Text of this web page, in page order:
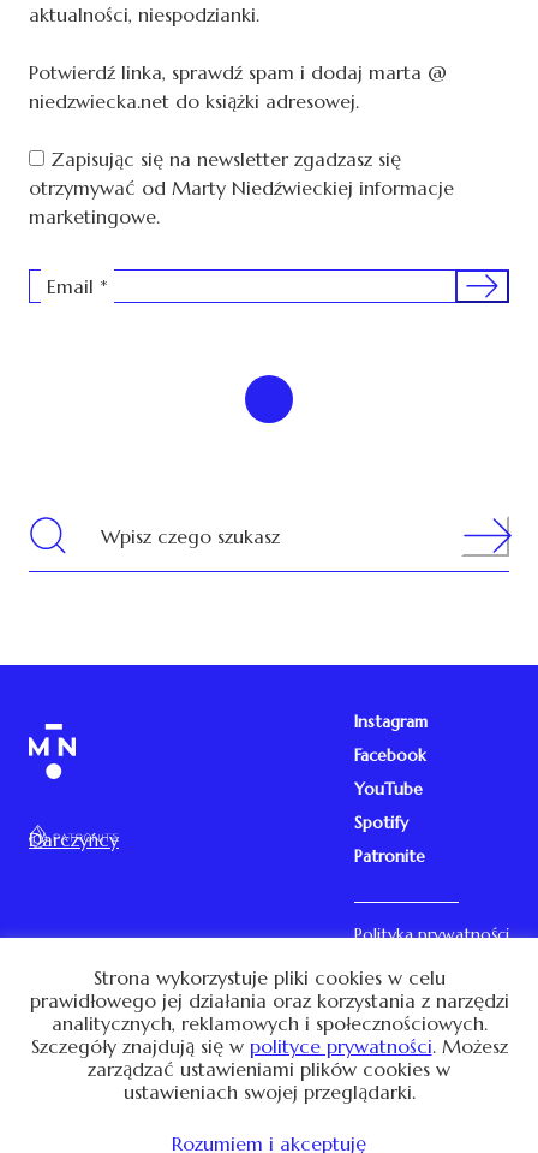
aktualności, niespodzianki.
Potwierdź linka, sprawdź spam i dodaj marta @
niedzwiecka.net do książki adresowej.
Zapisując się na newsletter zgadzasz się
otrzymywać od Marty Niedźwieckiej informacje
marketingowe.
Email * Sign
Wpisz czego szukasz Search
Darczyńcy
Polityka prywatności
Kontakt
Instagram
Facebook
YouTube
Spotify
Patronite
Ta strona używa cookies. Używając jej zgadzasz się na ich
przechowywanie. Przeczytaj o tym wpolityce prywatności
Development:
HumanThing LTD
Strona wykorzystuje pliki cookies w celu
prawidłowego jej działania oraz korzystania z narzędzi
analitycznych, reklamowych i społecznościowych.
Szczegóły znajdują się w polityce prywatności. Możesz
zarządzać ustawieniami plików cookies w
ustawieniach swojej przeglądarki.
Rozumiem i akceptuję